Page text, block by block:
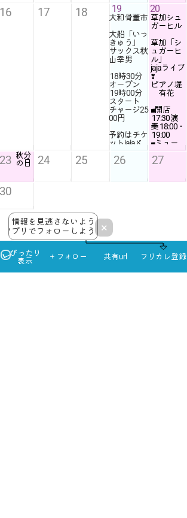
×
情報を見逃さないよう
アプリでフォローしよう！
フリカレ登録
共有url
＋フォロー
ぴったり
表示
1 2 3 4
月後
水 木 金
16 17 18 19
大和骨董市
大船「いっ
きゅう」
サックス秋
山幸男
18時30分
19時00分
スタート
チャージ25
00円
予約はチケ
ットjajaと
79693
20
草加シュ
ガーヒル
草加「シ
ュガーヒ
ル」
jajaライブ
❣️
ピアノ堤
有花
■開店
17:30演
奏18:00・
19:00
■ミュー
ジックチ
ャージ￥
￥2,500)
sugarh..
23 秋分
の日
24 25 26 27
30